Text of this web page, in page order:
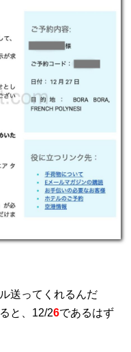
送ってくれるんだ
と、12/26であるはず